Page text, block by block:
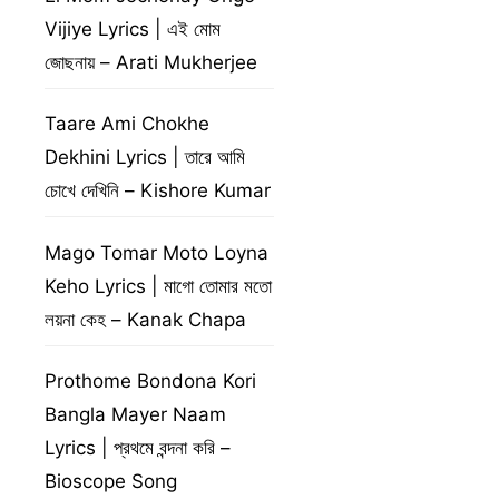
Vijiye Lyrics | এই মোম
জোছনায় – Arati Mukherjee
Taare Ami Chokhe
Dekhini Lyrics | তারে আমি
চোখে দেখিনি – Kishore Kumar
Mago Tomar Moto Loyna
Keho Lyrics | মাগো তোমার মতো
লয়না কেহ – Kanak Chapa
Prothome Bondona Kori
Bangla Mayer Naam
Lyrics | প্রথমে বন্দনা করি –
Bioscope Song